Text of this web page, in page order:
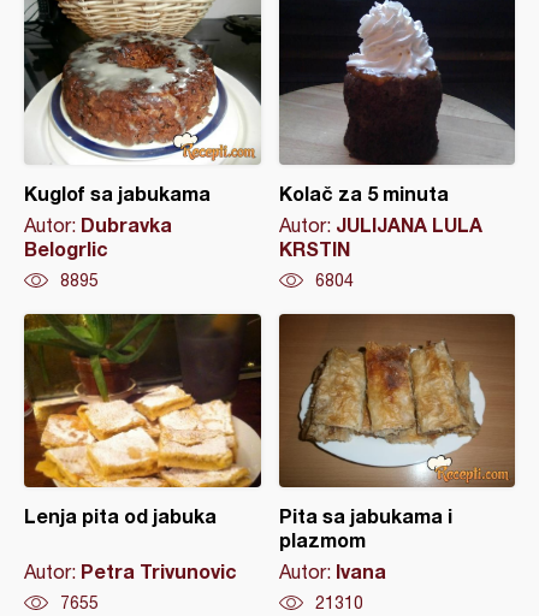
Kuglof sa jabukama
Autor: Dubravka
Belogrlic
8895
Kolač za 5 minuta
Autor: JULIJANA LULA
KRSTIN
6804
Lenja pita od jabuka
Autor: Petra Trivunovic
7655
Pita sa jabukama i
plazmom
Autor: Ivana
21310